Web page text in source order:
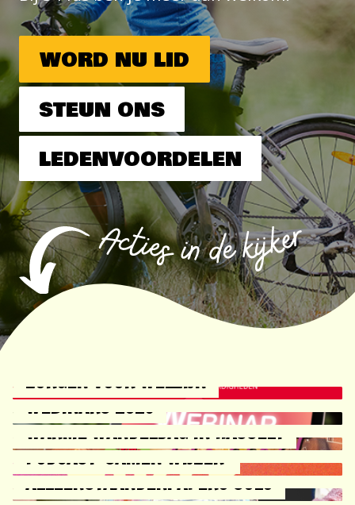
WORD NU LID
STEUN ONS
LEDENVOORDELEN
ZORGEN VOOR WELZIJN
WEBINARS 2026
WARME WANDELDAG IN HASSELT
PODCAST 'SAMEN WIJZER'
ALLEENSTAANDEN: APERO SOLO